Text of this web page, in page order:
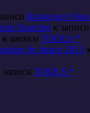
Крокодил Гена
Snatcherк записи
к записи TOOLS *
de france 2013
записи TOOLS *